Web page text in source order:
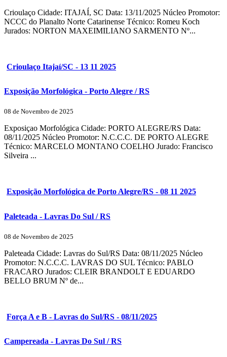
Crioulaço Cidade: ITAJAÍ, SC Data: 13/11/2025 Núcleo Promotor:
NCCC do Planalto Norte Catarinense Técnico: Romeu Koch
Jurados: NORTON MAXEIMILIANO SARMENTO Nº...
Crioulaço Itajaí/SC - 13 11 2025
Exposição Morfológica - Porto Alegre / RS
08 de Novembro de 2025
Exposiçao Morfológica Cidade: PORTO ALEGRE/RS Data:
08/11/2025 Núcleo Promotor: N.C.C.C. DE PORTO ALEGRE
Técnico: MARCELO MONTANO COELHO Jurado: Francisco
Silveira ...
Exposição Morfológica de Porto Alegre/RS - 08 11 2025
Paleteada - Lavras Do Sul / RS
08 de Novembro de 2025
Paleteada Cidade: Lavras do Sul/RS Data: 08/11/2025 Núcleo
Promotor: N.C.C.C. LAVRAS DO SUL Técnico: PABLO
FRACARO Jurados: CLEIR BRANDOLT E EDUARDO
BELLO BRUM Nº de...
Força A e B - Lavras do Sul/RS - 08/11/2025
Campereada - Lavras Do Sul / RS